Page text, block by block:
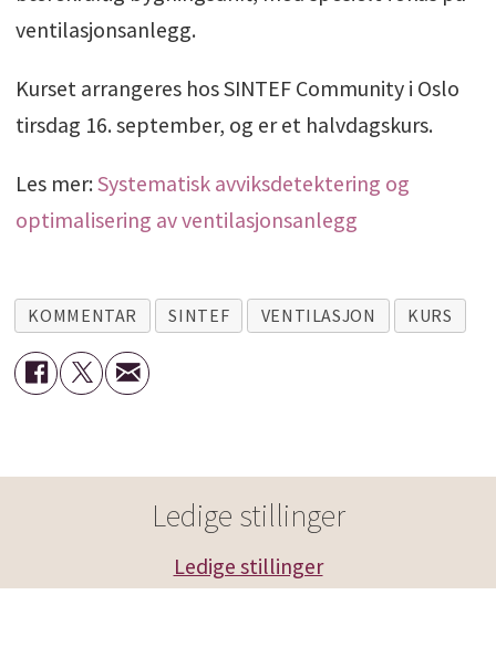
ventilasjonsanlegg.
Kurset arrangeres hos SINTEF Community i Oslo
tirsdag 16. september, og er et halvdagskurs.
Les mer:Systematisk avviksdetektering og
optimalisering av ventilasjonsanlegg
KOMMENTAR SINTEF VENTILASJON KURS
Ledige stillinger
Ledige stillinger